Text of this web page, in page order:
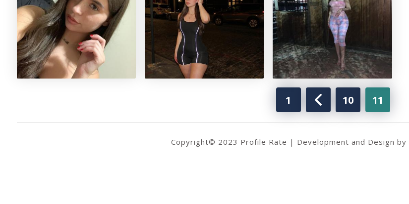
1 10 11
Copyright© 2023 Profile Rate | Development and Design by